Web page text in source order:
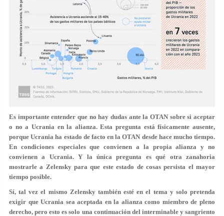
Es importante entender que no hay dudas ante la OTAN sobre si aceptar
o no a Ucrania en la alianza. Esta pregunta está físicamente ausente,
porque Ucrania ha estado de facto en la OTAN desde hace mucho tiempo.
En condiciones especiales que convienen a la propia alianza y no
convienen a Ucrania. Y la única pregunta es qué otra zanahoria
mostrarle a Zelensky para que este estado de cosas persista el mayor
tiempo posible.
Sí, tal vez el mismo Zelensky también esté en el tema y solo pretenda
exigir que Ucrania sea aceptada en la alianza como miembro de pleno
derecho, pero esto es solo una continuación del interminable y sangriento